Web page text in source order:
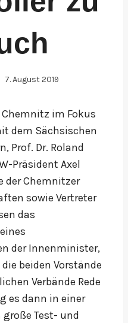
7. August 2019
im Fokus
dem Sächsischen
Prof. Dr. Roland
Präsident Axel
der Chemnitzer
sowie Vertreter
das
der Innenminister,
beiden Vorstände
Verbände Rede
es dann in einer
Test- und